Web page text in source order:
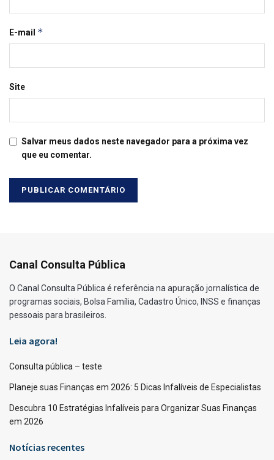
E-mail *
Site
Salvar meus dados neste navegador para a próxima vez
que eu comentar.
Canal Consulta Pública
O Canal Consulta Pública é referência na apuração jornalística de
programas sociais, Bolsa Família, Cadastro Único, INSS e finanças
pessoais para brasileiros.
Leia agora!
Consulta pública – teste
Planeje suas Finanças em 2026: 5 Dicas Infalíveis de Especialistas
Descubra 10 Estratégias Infalíveis para Organizar Suas Finanças
em 2026
Notícias recentes